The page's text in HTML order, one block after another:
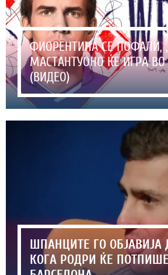
ФИОРЕНТИНА СЕ ПОФАЛИ,
МАСТАНТУОНО ЌЕ ИГРА
(ВИДЕО)
ШПАНЦИТЕ ГО ОБЈАВИЈА
КОГА РОДРИ ЌЕ